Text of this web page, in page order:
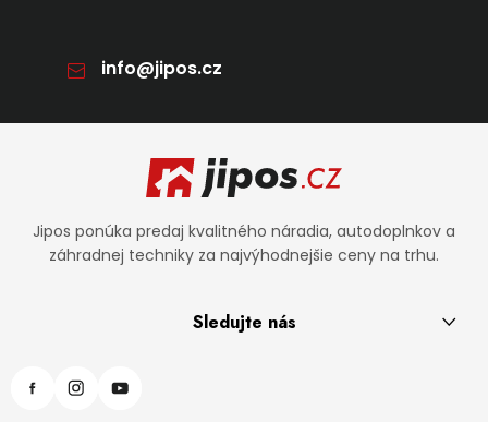
info@jipos.cz
Zápätie
Jipos ponúka predaj kvalitného náradia, autodoplnkov a
záhradnej techniky za najvýhodnejšie ceny na trhu.
Sledujte nás